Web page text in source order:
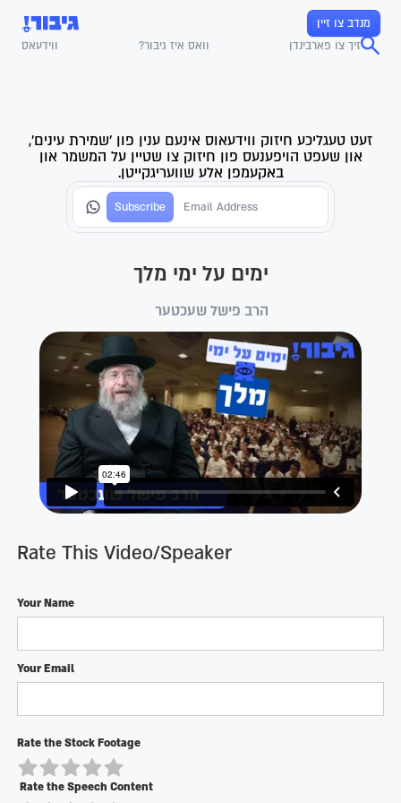
מנדב צו זיין
זיך צו פארבינדן
וואס איז גיבור? ווידעאס
זעט טעגליכע חיזוק ווידעאוס אינעם ענין פון 'שמירת עינים',
און שעפט הויפענעס פון חיזוק צו שטיין על המשמר און
באקעמפן אלע שוועריגקייטן.
ימים על ימי מלך
הרב פישל שעכטער
Rate This Video/Speaker
Your Name
Your Email
Rate the Stock Footage
Rate the Speech Content